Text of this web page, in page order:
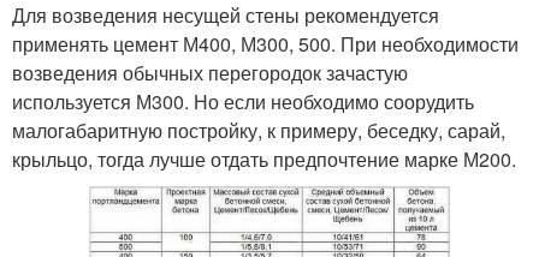
Для возведения несущей стены рекомендуется
применять цемент М400, М300, 500. При необходимости
возведения обычных перегородок зачастую
используется М300. Но если необходимо соорудить
малогабаритную постройку, к примеру, беседку, сарай,
крыльцо, тогда лучше отдать предпочтение марке М200.